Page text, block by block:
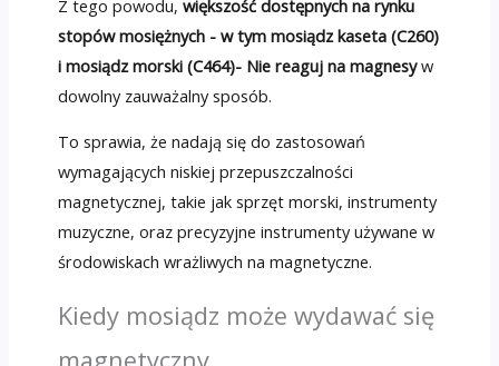
Z tego powodu, większość dostępnych na rynku
stopów mosiężnych - w tym mosiądz kaseta (C260)
i mosiądz morski (C464)- Nie reaguj na magnesyw
dowolny zauważalny sposób.
To sprawia, że ​​nadają się do zastosowań
wymagających niskiej przepuszczalności
magnetycznej, takie jak sprzęt morski, instrumenty
muzyczne, oraz precyzyjne instrumenty używane w
środowiskach wrażliwych na magnetyczne.
Kiedy mosiądz może wydawać się